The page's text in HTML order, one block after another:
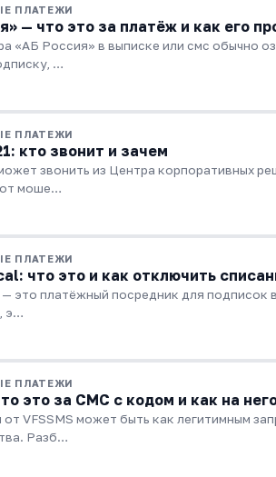
ПЛАТЕЖИ
— что это за платёж и как его
«АБ Россия» в выписке или смс обычно
…
ПЛАТЕЖИ
кто звонит и зачем
звонить из Центра корпоративных
моше…
ПЛАТЕЖИ
что это и как отключить
это платёжный посредник для подписок
э…
ПЛАТЕЖИ
это за СМС с кодом и как на
VFSSMS может быть как легитимным
Разб…